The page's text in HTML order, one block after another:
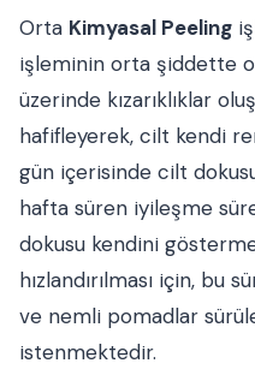
Orta Kimyasal Peeling
işleminin orta şiddette
üzerinde kızarıklıklar
hafifleyerek, cilt kendi
gün içerisinde cilt
hafta süren iyileşme
dokusu kendini
hızlandırılması için, bu
ve nemli pomadlar
istenmektedir.